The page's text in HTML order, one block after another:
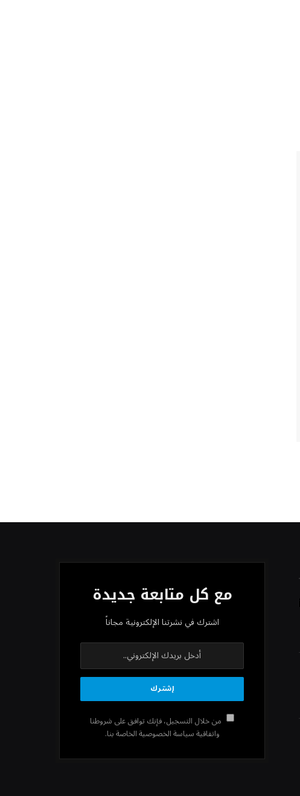
مع كل متابعة جديدة
اشترك في نشرتنا الإلكترونية مجاناً
من خلال التسجيل، فإنك توافق على شروطنا
واتفاقية سياسة الخصوصية الخاصة بنا.